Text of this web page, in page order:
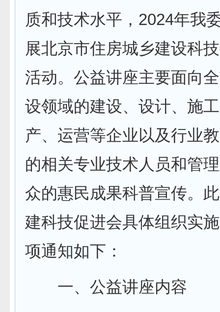
质和技术水平，2024年我
展北京市住房城乡建设科
活动。公益讲座主要面向
设领域的建设、设计、施
产、运营等企业以及行业
的相关专业技术人员和管
众的惠民成果科普宣传。
建科技促进会具体组织实
项通知如下：
一、公益讲座内容